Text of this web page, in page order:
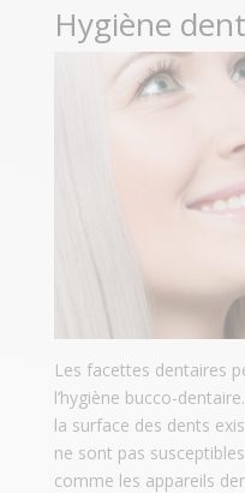
Hygiène
Les facettes dentaires
l’hygiène bucco-
la surface des dents
ne sont pas
comme les appareils